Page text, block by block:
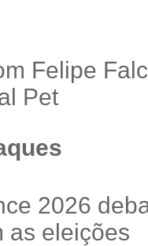
Felipe
Pet
2026
as eleições